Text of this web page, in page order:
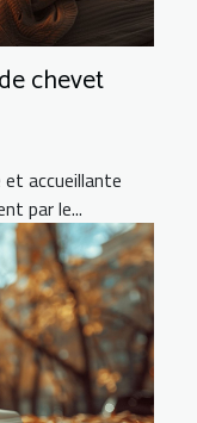
chevet
et accueillante
par le...